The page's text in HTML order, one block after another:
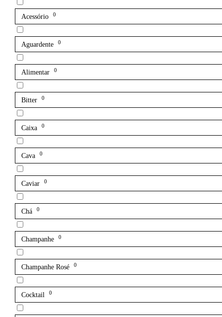
Acessório 0
Aguardente 0
Alimentar 0
Bitter 0
Caixa 0
Cava 0
Caviar 0
Chá 0
Champanhe 0
Champanhe Rosé 0
Cocktail 0